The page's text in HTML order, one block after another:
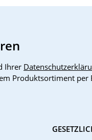
Ihrer
Produktsortiment per